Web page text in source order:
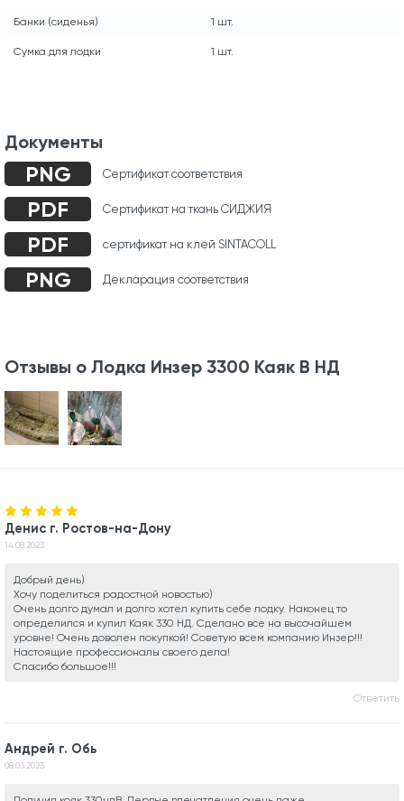
Банки (сиденья) 1 шт.
Сумка для лодки 1 шт.
Документы
PNG Сертификат соответствия
PDF Сертификат на ткань СИДЖИЯ
PDF сертификат на клей SINTACOLL
PNG Декларация соответствия
Отзывы о Лодка Инзер 3300 Каяк В НД
Денис г. Ростов-на-Дону
14.08.2023
Добрый день)
Хочу поделиться радостной новостью)
Очень долго думал и долго хотел купить себе лодку. Наконец то
определился и купил Каяк 330 НД. Сделано все на высочайшем
уровне! Очень доволен покупкой! Советую всем компанию Инзер!!!
Настоящие профессионалы своего дела!
Спасибо большое!!!
Ответить
Андрей г. Обь
08.03.2023